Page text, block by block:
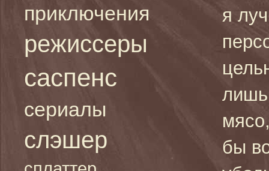
приключения
режиссеры
саспенс
сериалы
слэшер
я
лишь
бы